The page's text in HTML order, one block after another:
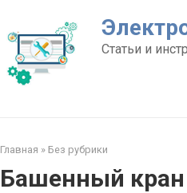
Статьи и
Главная » Без рубрики
Башенный кран